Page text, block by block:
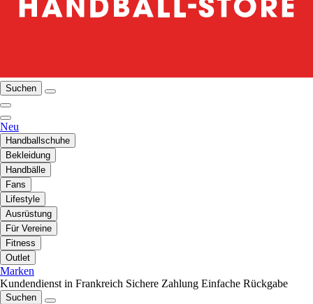
Suchen
Neu
Handballschuhe
Bekleidung
Handbälle
Fans
Lifestyle
Ausrüstung
Für Vereine
Fitness
Outlet
Marken
Kundendienst in Frankreich Sichere Zahlung Einfache Rückgabe
Suchen